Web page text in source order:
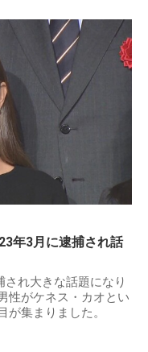
年3月に逮捕され話
れ大きな話題になり
性がケネス・カオとい
が集まりました。